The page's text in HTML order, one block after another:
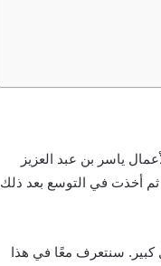
التي أسست عام 1999م من قبل رجل الأعمال ياسر بن عبد العزيز
ثم أخذت في التوسع بعد ذلك
سنتعرف معًا في هذا